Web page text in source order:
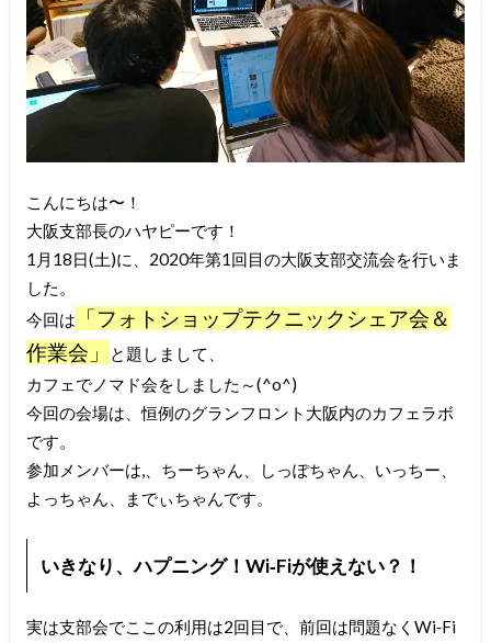
こんにちは〜！
大阪支部長のハヤピーです！
1月18日(土)に、2020年第1回目の大阪支部交流会を行いま
した。
今回は
「フォトショップテクニックシェア会＆
作業会」
と題しまして、
カフェでノマド会をしました～(^o^)
今回の会場は、恒例のグランフロント大阪内のカフェラボ
です。
参加メンバーは,、ちーちゃん、しっぽちゃん、いっちー、
よっちゃん、までぃちゃんです。
いきなり、ハプニング！Wi‐Fiが使えない？！
実は支部会でここの利用は2回目で、前回は問題なくWi‐Fi